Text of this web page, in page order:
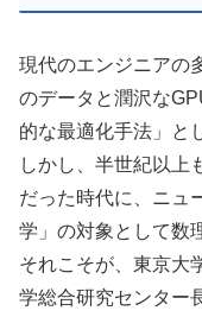
現代のエンジニアの
のデータと潤沢な
的な最適化手法」と
しかし、半世紀以上
だった時代に、ニュ
学」の対象として数
それこそが、東京大
学総合研究センター